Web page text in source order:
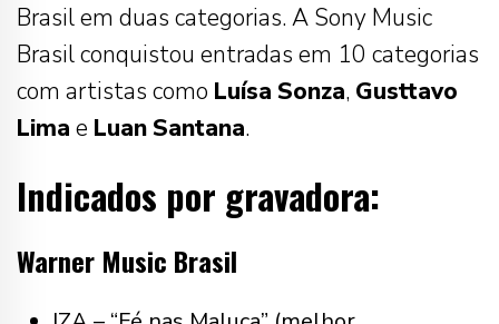
Brasil em duas categorias. A Sony Music
Brasil conquistou entradas em 10 categorias
com artistas como Luísa Sonza, Gusttavo
Lima e LuanSantana.
Indicados por gravadora:
Warner Music Brasil